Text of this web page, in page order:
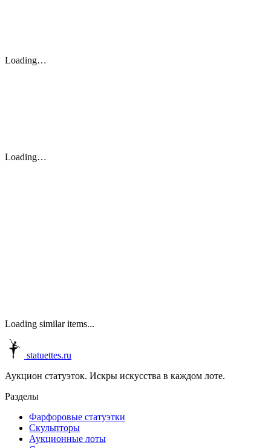
Loading…
Loading…
Loading similar items...
statuettes.ru
Аукцион статуэток. Искры искусства в каждом лоте.
Разделы
Фарфоровые статуэтки
Скульпторы
Аукционные лоты